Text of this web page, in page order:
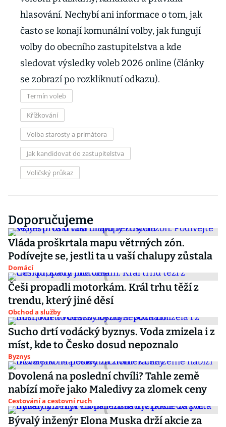
hlasování. Nechybí ani informace o tom, jak
často se konají komunální volby, jak fungují
volby do obecního zastupitelstva a kde
sledovat výsledky voleb 2026 online (články
se zobrazí po rozkliknutí odkazu).
Termín voleb
Křížkování
Volba starosty a primátora
Jak kandidovat do zastupitelstva
Voličský průkaz
Doporučujeme
Vláda proškrtala mapu větrných zón.
Podívejte se, jestli ta u vaší chalupy zůstala
Domácí
Češi propadli motorkám. Král trhu těží z
trendu, který jiné děsí
Obchod a služby
Sucho drtí vodácký byznys. Voda zmizela i z
míst, kde to Česko dosud nepoznalo
Byznys
Dovolená na poslední chvíli? Tahle země
nabízí moře jako Maledivy za zlomek ceny
Cestování a cestovní ruch
Bývalý inženýr Elona Muska drží akcie za